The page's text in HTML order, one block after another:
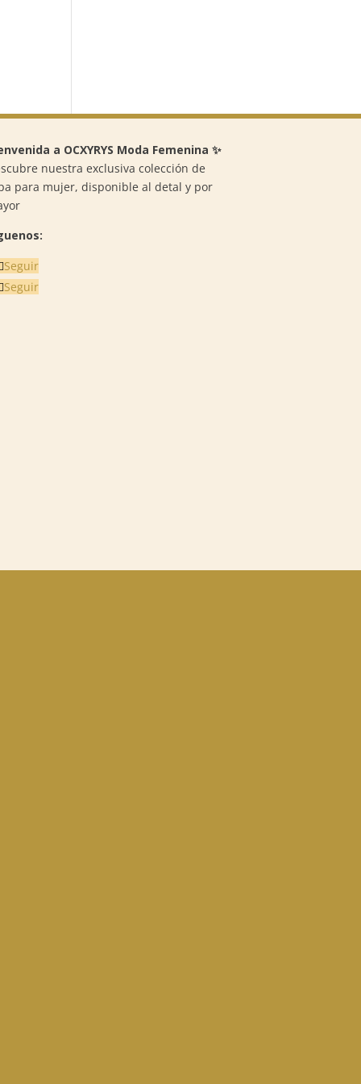
a OCXYRYS Moda Femenina ✨
nuestra exclusiva colección de
para mujer, disponible al detal y por
Seguir
Seguir